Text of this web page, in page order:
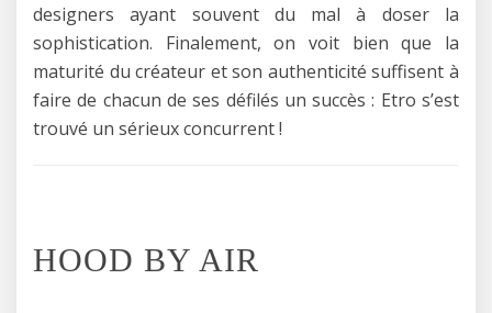
designers ayant souvent du mal à doser la
sophistication. Finalement, on voit bien que la
maturité du créateur et son authenticité suffisent à
faire de chacun de ses défilés un succès : Etro s’est
trouvé un sérieux concurrent !
HOOD BY AIR